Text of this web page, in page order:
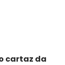
cartaz da